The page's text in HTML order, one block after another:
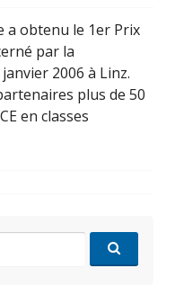
a obtenu le 1er Prix
par la
2006 à Linz.
plus de 50
en classes